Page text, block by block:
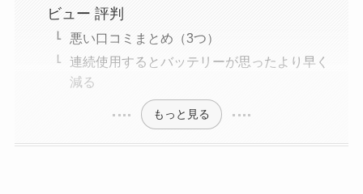
ビュー 評判
悪い口コミまとめ（3つ）
連続使用するとバッテリーが思ったより早く
減る
もっと見る